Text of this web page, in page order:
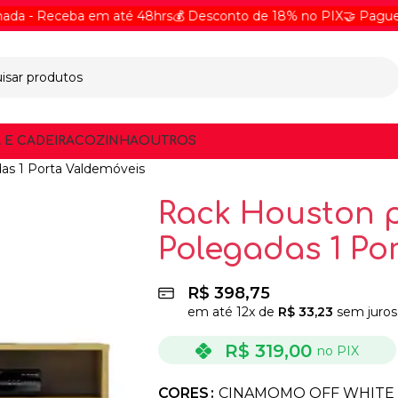
em até 48hrs💰 Desconto de 18% no PIX🤝 Pague Online
E CADEIRACOZINHAOUTROS
1 Porta Valdemóveis
Rack Houston
Polegadas 1
R$ 398,75
em até 12x de R$33,23 sem juros
R$ 319,00 no PIX
CORES CINAMOMO OFF WHITE